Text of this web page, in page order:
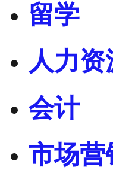
留学
人力
会计
市场营